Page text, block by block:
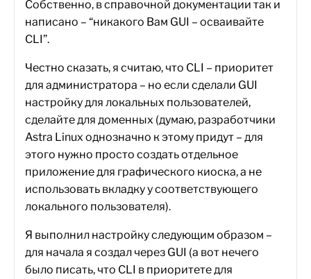
Собственно, в справочной документации так и
написано – “никакого Вам GUI – осваивайте
CLI”.
Честно сказать, я считаю, что CLI – приоритет
для администратора – но если сделали GUI
настройку для локальных пользователей,
сделайте для доменных (думаю, разработчики
Astra Linux однозначно к этому придут – для
этого нужно просто создать отдельное
приложение для графического киоска, а не
использовать вкладку у соответствующего
локального пользователя).
Я выполнил настройку следующим образом –
для начала я создал через GUI (а вот нечего
было писать, что CLI в приоритете для